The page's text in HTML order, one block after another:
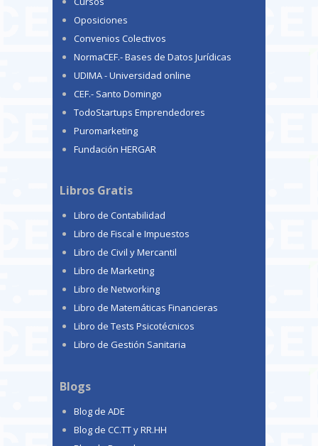
Oposiciones
Convenios Colectivos
NormaCEF.- Bases de Datos Jurídicas
UDIMA - Universidad online
CEF.- Santo Domingo
TodoStartups Emprendedores
Puromarketing
Fundación HERGAR
Libros Gratis
Libro de Contabilidad
Libro de Fiscal e Impuestos
Libro de Civil y Mercantil
Libro de Marketing
Libro de Networking
Libro de Matemáticas Financieras
Libro de Tests Psicotécnicos
Libro de Gestión Sanitaria
Blogs
Blog de ADE
Blog de CC.TT y RR.HH